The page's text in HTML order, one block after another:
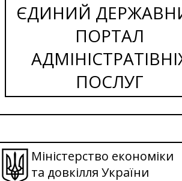
ЄДИНИЙ
ПОРТАЛ
ПОСЛУГ
Міністерство економіки
та довкілля України